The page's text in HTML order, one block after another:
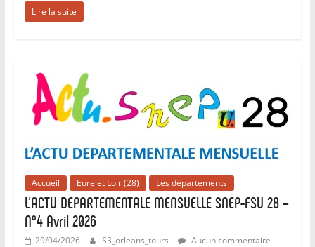
Lire la suite
Accueil Eure et Loir (28) Les départements
L’ACTU DEPARTEMENTALE MENSUELLE SNEP-FSU 28 –
N°4 Avril 2026
29/04/2026 S3_orleans_tours Aucun commentaire